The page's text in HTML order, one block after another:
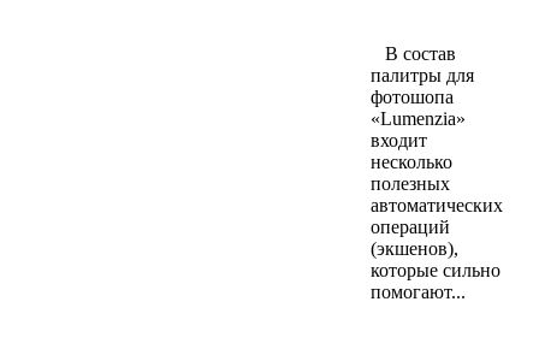
В состав
палитры для
фотошопа
«Lumenzia»
входит
несколько
полезных
автоматических
операций
(экшенов),
которые сильно
помогают...